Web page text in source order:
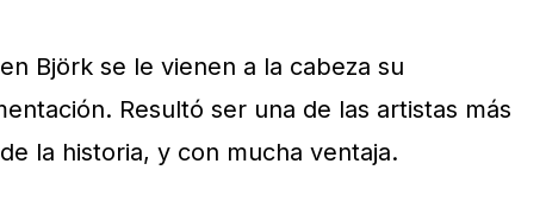
Björk se le vienen a la cabeza su
Resultó ser una de las artistas más
la historia, y con mucha ventaja.